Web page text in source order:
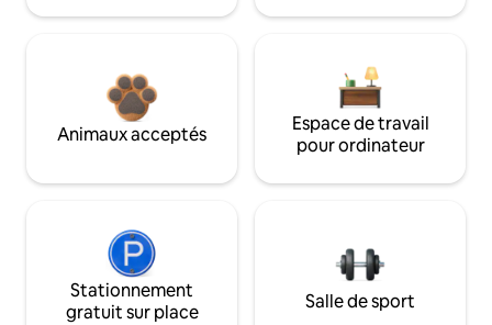
Animaux acceptés
Espace de travail
pour ordinateur
Stationnement
gratuit sur place
Salle de sport